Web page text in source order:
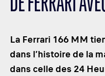
LES
DE FERRARI
La Ferrari 166 MM
dans l’histoire de la
dans celle des 24